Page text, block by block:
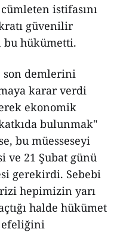
istifasını
güvenilir
bu hükümetti.
son demlerini
karar verdi
ekonomik
bulunmak"
bu müesseseyi
ve 21 Şubat günü
gerekirdi. Sebebi
hepimizin yarı
halde hükümet
efeliğini